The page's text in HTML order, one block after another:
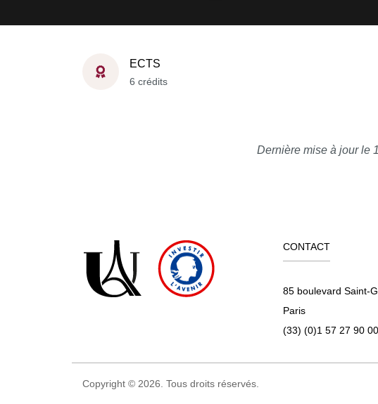
ECTS
6 crédits
Dernière mise à jour le
CONTACT
85 boulevard Saint-
Paris
(33) (0)1 57 27 90 00
Copyright © 2026. Tous droits réservés.